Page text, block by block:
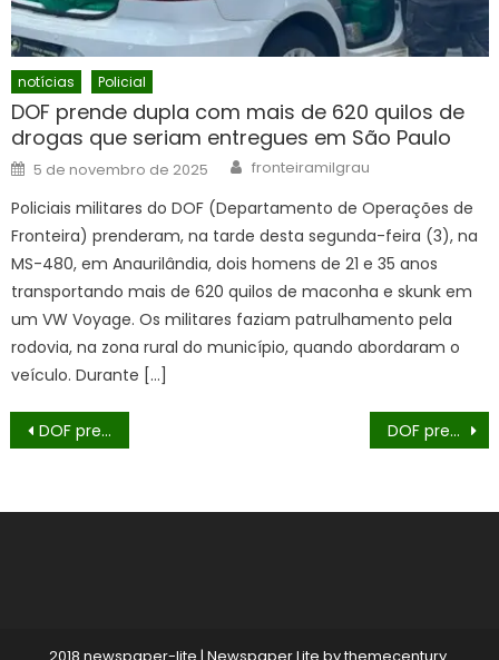
notícias Policial
DOF prende dupla com mais de 620 quilos de
drogas que seriam entregues em São Paulo
Posted
on
5 de novembro de 2025 Author
fronteiramilgrau
Policiais militares do DOF (Departamento de Operações de
Fronteira) prenderam, na tarde desta segunda-feira (3), na
MS-480, em Anaurilândia, dois homens de 21 e 35 anos
transportando mais de 620 quilos de maconha e skunk em
um VW Voyage. Os militares faziam patrulhamento pela
rodovia, na zona rural do município, quando abordaram o
veículo. Durante […]
Navegação
Post
DOF prende homem com 166 quilos de droga em Naviraí DOF prende homem com revólver em Nioaque